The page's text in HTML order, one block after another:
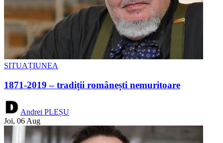
SITUAȚIUNEA
1871-2019 – tradiții românești nemuritoare
Andrei PLEȘU
Joi, 06 Aug